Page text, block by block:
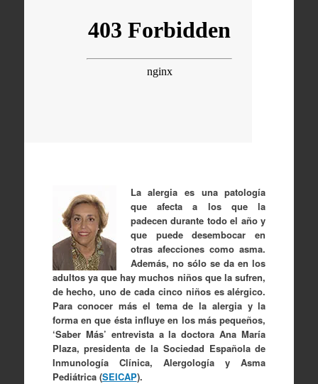
La alergia es una patología
que afecta a los que la
padecen durante todo el año y
que puede desembocar en
otras afecciones como asma.
Además, no sólo se da en los
adultos ya que hay muchos niños que la sufren,
de hecho, uno de cada cinco niños es alérgico.
Para conocer más el tema de la alergia y la
forma en que ésta influye en los más pequeños,
‘Saber Más’ entrevista a la doctora Ana María
Plaza, presidenta de la Sociedad Española de
Inmunología Clínica, Alergología y Asma
Pediátrica (SEICAP).